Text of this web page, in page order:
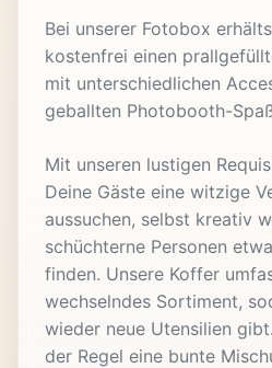
Bei unserer Fotobox
kostenfrei einen
mit unterschiedlichen
geballten Photobooth-
Mit unseren lustigen
Deine Gäste eine witzige
aussuchen, selbst kreativ
schüchterne Personen
finden. Unsere Koffer
wechselndes Sortiment,
wieder neue Utensilien
der Regel eine bunte